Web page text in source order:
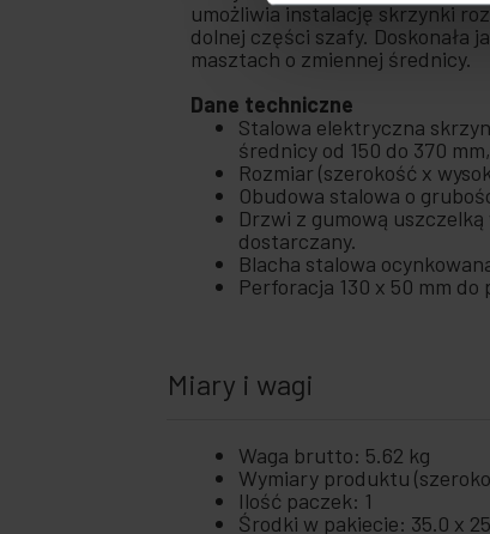
umożliwia instalację skrzynki
dolnej części szafy. Doskonała
masztach o zmiennej średnicy.
Dane techniczne
Stalowa elektryczna
średnicy od 150 do 370
Rozmiar (szerokość x
Obudowa stalowa o
Drzwi z gumową
dostarczany.
Blacha stalowa
Perforacja 130 x 50 mm
Miary i wagi
Waga brutto: 5.62 kg
Wymiary produktu
Ilość paczek: 1
Środki w pakiecie: 35.0 x